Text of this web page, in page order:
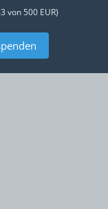
von 500 EUR)